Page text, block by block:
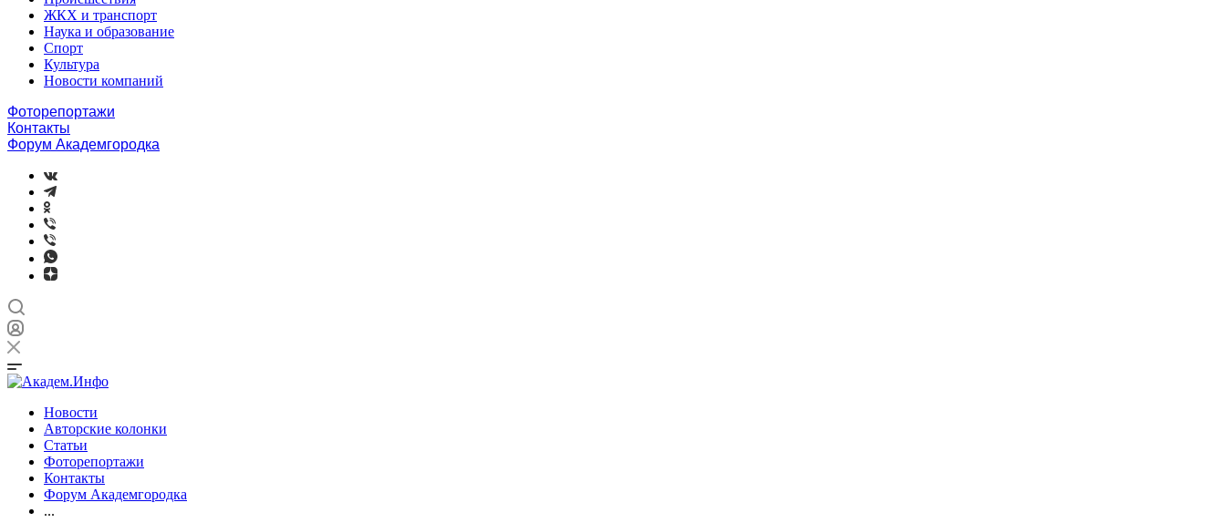
ЖКХ и транспорт
Наука и образование
Спорт
Культура
Новости компаний
Фоторепортажи
Контакты
Форум Академгородка
Новости
Авторские колонки
Статьи
Фоторепортажи
Контакты
Форум Академгородка
...